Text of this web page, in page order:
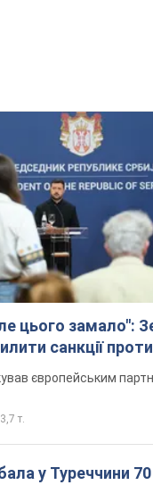
цього замало":
санкції проти
європейським
т.
у Туреччини
іншого
список
одне вухо": у
мітинги